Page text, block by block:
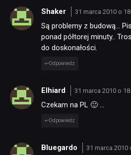
SKLEP
Shaker 31 marca 2010 o
Są problemy z budową…
ponad półtorej minuty..
do doskonałości.
Odpowiedz
Elhiard 31 marca 2010 o
Czekam na PL 🙂 …
Odpowiedz
Bluegardo 31 marca 2010